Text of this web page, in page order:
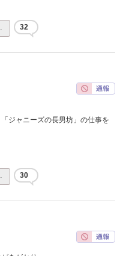
32
ジャニーズの長男坊」の仕事を
30